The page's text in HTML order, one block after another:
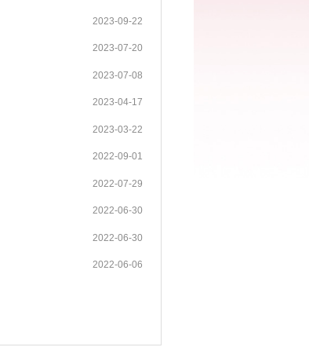
2023-09-22
2023-07-20
2023-07-08
2023-04-17
2023-03-22
2022-09-01
2022-07-29
2022-06-30
2022-06-30
2022-06-06